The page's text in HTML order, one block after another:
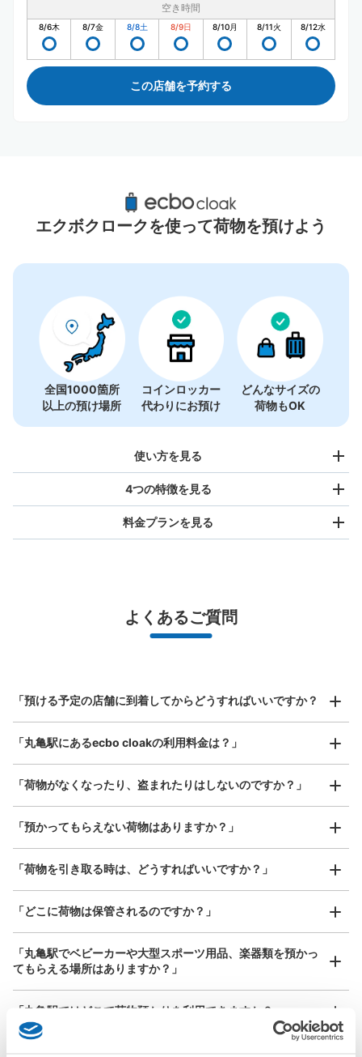
空き時間
8/6木 8/7金 8/8土 8/9日 8/10月 8/11火 8/12水
この店舗を予約する
丸亀駅周辺のおすすめコインロッカー
1件
以上預けることはできません。丸亀駅内はここのコインロ
ッカー1ヵ所のみです。
保管できる荷物数
大:10/ ¥700中:21/ ¥500小:15/ ¥400
支払い方法
このコインロッカーの位置を見る
エクボクロークを使って荷物を預けよう
全国1000箇所
以上の預け場所
コインロッカー
代わりにお預け
どんなサイズの
荷物もOK
使い方を見る
スマホからお店と日時を
指定して事前予約
お店で荷物の写真を
4つの特徴を見る
全国1,000箇所以上と提携
好立地 / 好条件店舗も多数
楽器、ベビーカー、ゴルフバッグ等、1人が持てる大きさの荷物であればどんなサイズでも
料金プランを見る
最大辺が45cm未満の大きさのお荷物（リュック、ハンド
バッグ、お手荷物など）
¥800/ 日
器、ベビーカーなど）
よくあるご質問
「預ける予定の店舗に到着してからどうすればいいですか？
「丸亀駅にあるecbo cloakの利用料金は？」
「荷物がなくなったり、盗まれたりはしないのですか？」
「預かってもらえない荷物はありますか？」
「荷物を引き取る時は、どうすればいいですか？」
「どこに荷物は保管されるのですか？」
「丸亀駅でベビーカーや大型スポーツ用品、楽器類を預かっ
てもらえる場所はありますか？」
「丸亀駅ではどこで荷物預かりを利用できますか？」